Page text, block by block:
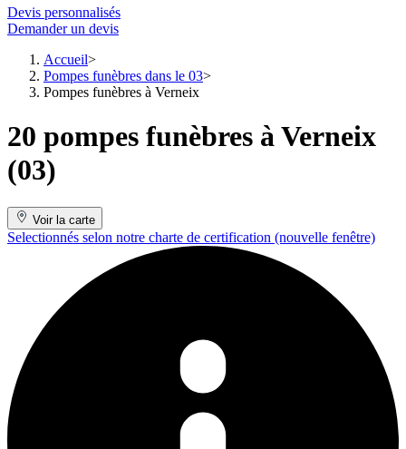
Devis personnalisés
Demander un devis
Accueil
Pompes funèbres dans le 03
Pompes funèbres à Verneix
20 pompes funèbres à Verneix
(03)
Voir la carte
Selectionnés selon notre charte de certification (nouvelle fenêtre)